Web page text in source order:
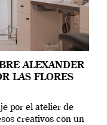
ALEXANDER
LAS FLORES
por el atelier de
creativos con un